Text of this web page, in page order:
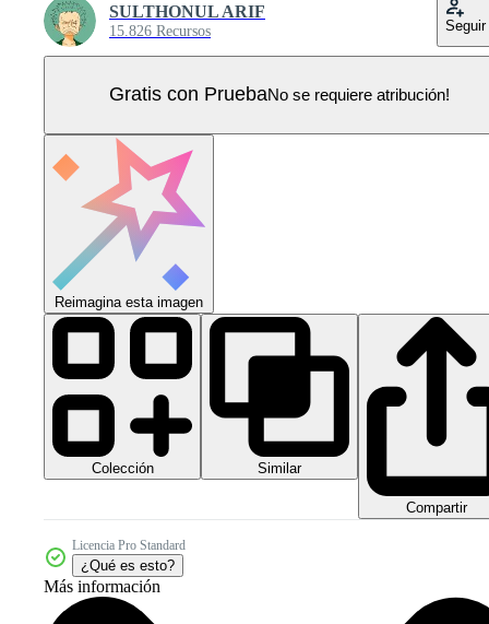
SULTHONUL ARIF
15.826 Recursos Seguir
Gratis con PruebaNo se requiere atribución!
Reimagina esta imagen
Colección Similar
Compartir
Licencia Pro Standard
¿Qué es esto?
Más información